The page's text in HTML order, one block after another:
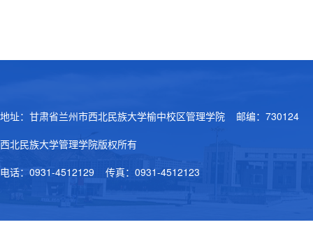
地址：甘肃省兰州市西北民族大学榆中校区管理学院 邮编：730124
西北民族大学管理学院版权所有
电话：0931-4512129 传真：0931-4512123